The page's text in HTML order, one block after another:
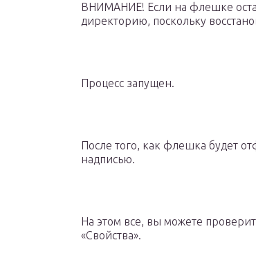
ВНИМАНИЕ! Если на флешке
директорию, поскольку
Процесс запущен.
После того, как флешка будет
надписью.
На этом все, вы можете
«Свойства».